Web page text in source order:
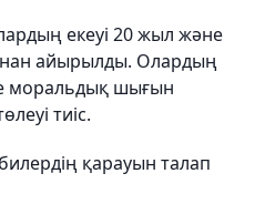
екеуі 20 жыл және
айырылды. Олардың
моральдық шығын
тиіс.
қарауын талап